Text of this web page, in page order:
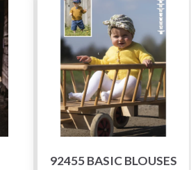
92455 BASIC BLOUSES